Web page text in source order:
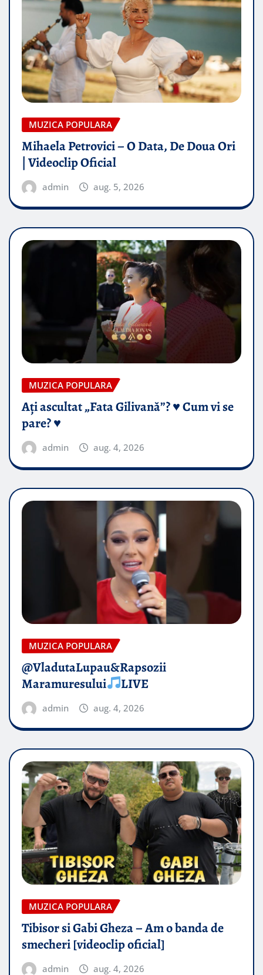
MUZICA POPULARA
Mihaela Petrovici – O Data, De Doua Ori
| Videoclip Oficial
admin aug. 5, 2026
MUZICA POPULARA
Ați ascultat „Fata Gilivană”? ♥️ Cum vi se
pare? ♥️
admin aug. 4, 2026
MUZICA POPULARA
@VladutaLupau&Rapsozii
Maramuresului
LIVE
admin aug. 4, 2026
MUZICA POPULARA
Tibisor si Gabi Gheza – Am o banda de
smecheri [videoclip oficial]
admin aug. 4, 2026